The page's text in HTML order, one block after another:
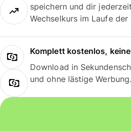
speichern und dir
Wechselkurs im Laufe
Komplett kostenlos,
Download in
und ohne lästige Werbung.